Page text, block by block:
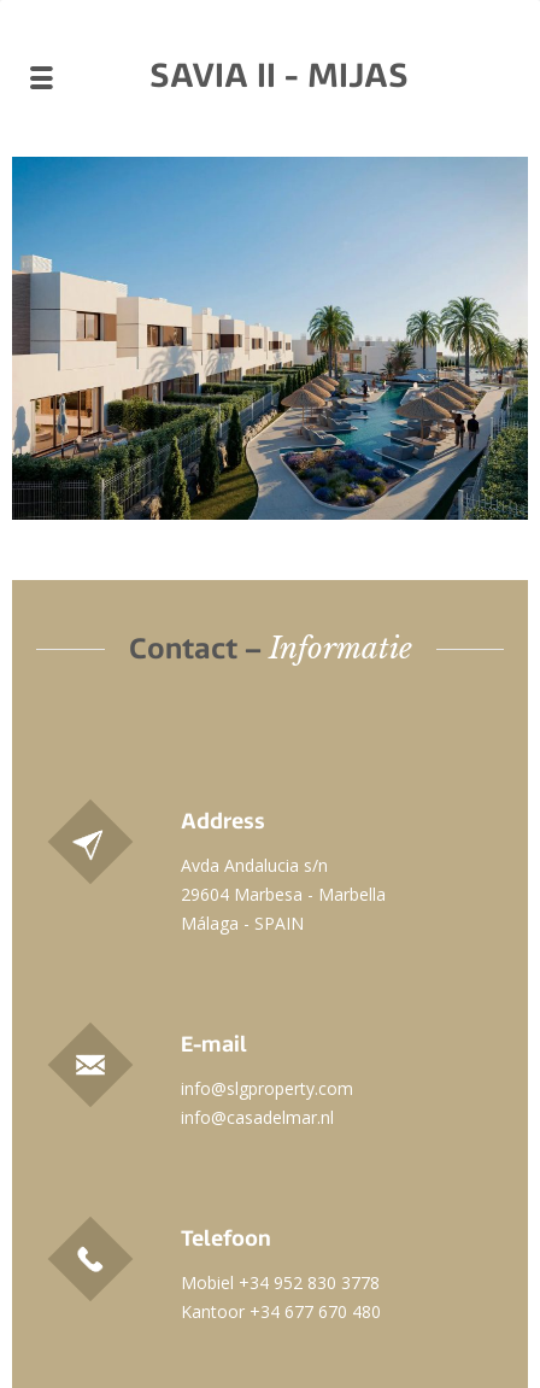
SAVIA II - MIJAS
Contact –Informatie
Address
Avda Andalucia s/n
29604 Marbesa - Marbella
Málaga - SPAIN
E-mail
info@slgproperty.com
info@casadelmar.nl
Telefoon
Mobiel +34 952 830 3778
Kantoor +34 677 670 480